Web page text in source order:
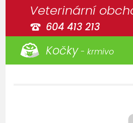
Veterinární
604 413 213
Kočky- krmivo